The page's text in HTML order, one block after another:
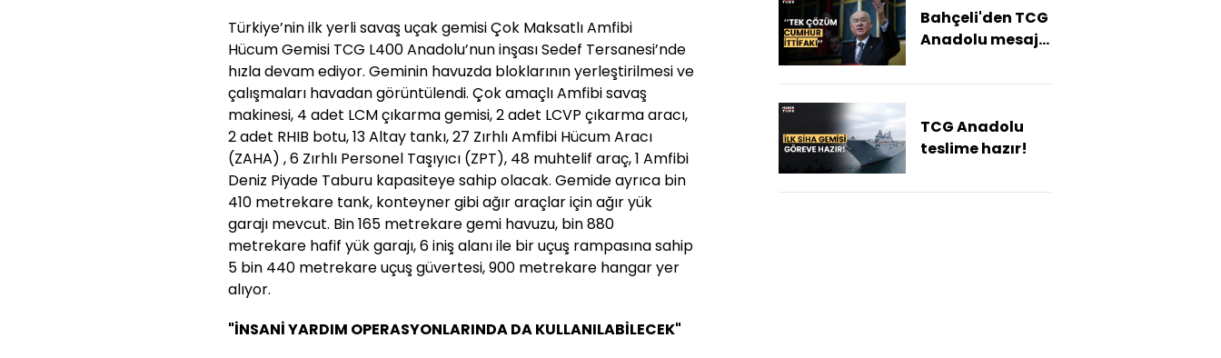
Türkiye’nin ilk yerli savaş uçak gemisi Çok Maksatlı Amfibi
Hücum Gemisi TCG L400 Anadolu’nun inşası Sedef Tersanesi’nde
hızla devam ediyor. Geminin havuzda bloklarının yerleştirilmesi ve
çalışmaları havadan görüntülendi. Çok amaçlı Amfibi savaş
makinesi, 4 adet LCM çıkarma gemisi, 2 adet LCVP çıkarma aracı,
2 adet RHIB botu, 13 Altay tankı, 27 Zırhlı Amfibi Hücum Aracı
(ZAHA) , 6 Zırhlı Personel Taşıyıcı (ZPT), 48 muhtelif araç, 1 Amfibi
Deniz Piyade Taburu kapasiteye sahip olacak. Gemide ayrıca bin
410 metrekare tank, konteyner gibi ağır araçlar için ağır yük
garajı mevcut. Bin 165 metrekare gemi havuzu, bin 880
metrekare hafif yük garajı, 6 iniş alanı ile bir uçuş rampasına sahip
5 bin 440 metrekare uçuş güvertesi, 900 metrekare hangar yer
alıyor.
"İNSANİ YARDIM OPERASYONLARINDA DA KULLANILABİLECEK"
Bahçeli'den TCG
Anadolu mesajı:
tarihi bir
TCG Anadolu
teslime hazır!